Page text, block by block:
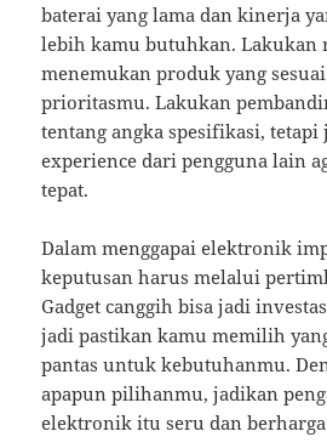
baterai yang lama dan kinerja
lebih kamu butuhkan. Lakukan
menemukan produk yang
prioritasmu. Lakukan
tentang angka spesifikasi, tetapi
experience dari pengguna lain
tepat.
Dalam menggapai elektronik
keputusan harus melalui
Gadget canggih bisa jadi
jadi pastikan kamu memilih
pantas untuk kebutuhanmu.
apapun pilihanmu, jadikan
elektronik itu seru dan